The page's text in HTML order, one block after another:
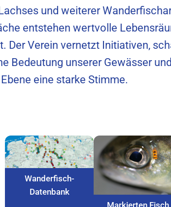
und weiterer
entstehen wertvolle
Der Verein vernetzt Initiativen,
Bedeutung unserer Gewässer
eine starke Stimme.
Wanderfisch-
Datenbank
Markierten Fisch